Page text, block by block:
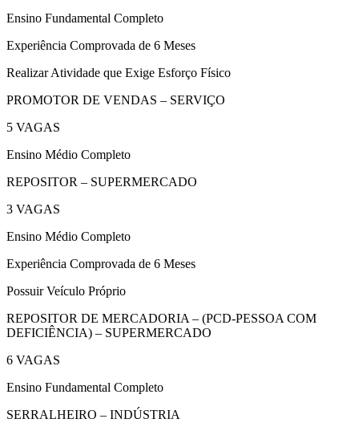
Ensino Fundamental Completo
Experiência Comprovada de 6 Meses
Realizar Atividade que Exige Esforço Físico
PROMOTOR DE VENDAS – SERVIÇO
5 VAGAS
Ensino Médio Completo
REPOSITOR – SUPERMERCADO
3 VAGAS
Ensino Médio Completo
Experiência Comprovada de 6 Meses
Possuir Veículo Próprio
REPOSITOR DE MERCADORIA – (PCD-PESSOA COM
DEFICIÊNCIA) – SUPERMERCADO
6 VAGAS
Ensino Fundamental Completo
SERRALHEIRO – INDÚSTRIA